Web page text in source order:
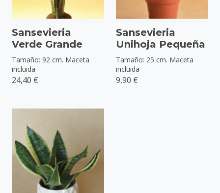
Sansevieria
Verde Grande
Tamaño: 92 cm. Maceta
incluida
24,40 €
Sansevieria
Unihoja Pequeña
Tamaño: 25 cm. Maceta
incluida
9,90 €